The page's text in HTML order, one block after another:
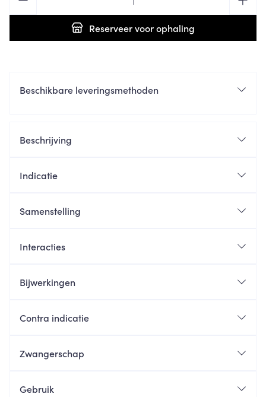
Reserveervoor ophaling
Beschikbare leveringsmethoden
Beschrijving
Indicatie
Samenstelling
Interacties
Bijwerkingen
Contra indicatie
Zwangerschap
Gebruik